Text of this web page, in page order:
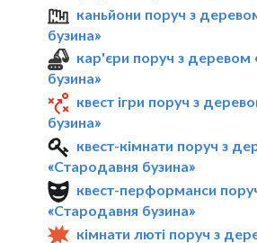
каньйони поруч з
бузина»
кар'єри поруч з деревом
бузина»
квест ігри поруч з
бузина»
квест-кімнати поруч з
«Стародавня бузина»
квест-перформанси
«Стародавня бузина»
кімнати люті поруч з